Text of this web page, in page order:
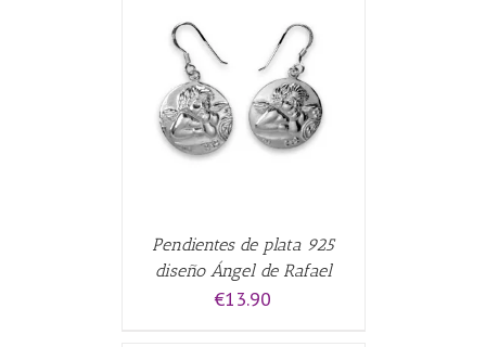
Pendientes de plata 925
diseño Ángel de Rafael
€13.90